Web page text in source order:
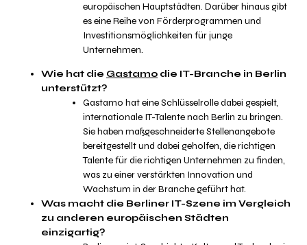
europäischen Hauptstädten. Darüber hinaus gibt
es eine Reihe von Förderprogrammen und
Investitionsmöglichkeiten für junge
Unternehmen.
Wie hat die Gastamo die IT-Branche in Berlin
unterstützt?
Gastamo hat eine Schlüsselrolle dabei gespielt,
internationale IT-Talente nach Berlin zu bringen.
Sie haben maßgeschneiderte Stellenangebote
bereitgestellt und dabei geholfen, die richtigen
Talente für die richtigen Unternehmen zu finden,
was zu einer verstärkten Innovation und
Wachstum in der Branche geführt hat.
Was macht die Berliner IT-Szene im Vergleich
zu anderen europäischen Städten
einzigartig?